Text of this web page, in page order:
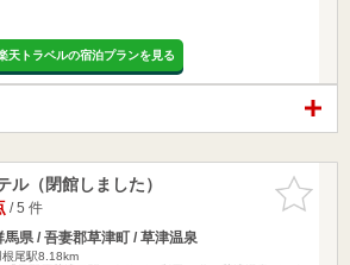
天トラベルの宿泊プランを見る
お気に入
りに追加
ル（閉館しました）
/ 5 件
馬県 / 吾妻郡草津町 / 草津温泉
根尾駅8.18km